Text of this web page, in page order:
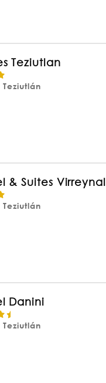
Teziutlan
Teziutlán
& Suites Virreynal
Teziutlán
Danini
Teziutlán